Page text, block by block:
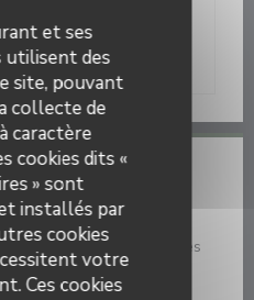
et ses
utilisent des
site, pouvant
collecte de
caractère
cookies dits «
» sont
installés par
cookies
votre
Ces cookies
70 97
Bar, Goûters et Glaces